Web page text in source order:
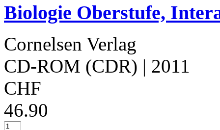
Biologie Oberstufe,
Cornelsen Verlag
CD-ROM (CDR) | 2011
CHF
46.90